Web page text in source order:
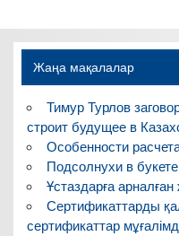
Жаңа мақалалар
Тимур Турлов
строит будущее в
Особенности
Подсолнухи в
Ұстаздарға арналған
Сертификаттарды
сертификаттар